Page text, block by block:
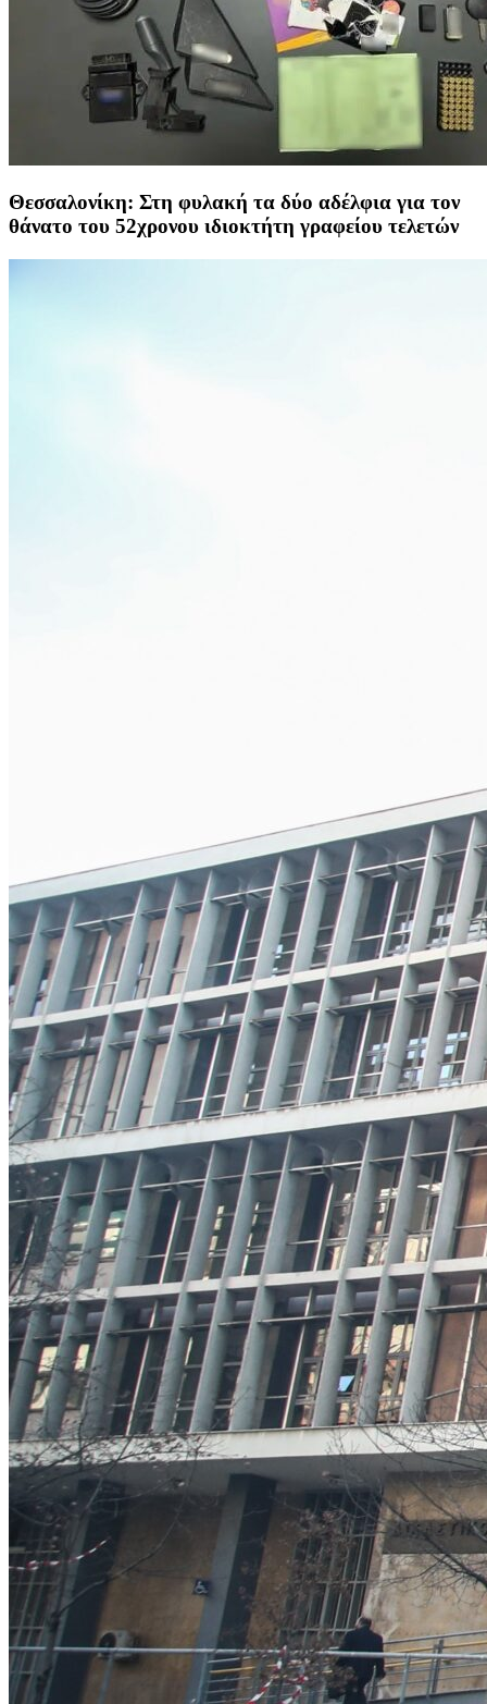
Θεσσαλονίκη: Στη φυλακή τα δύο αδέλφια για τον
θάνατο του 52χρονου ιδιοκτήτη γραφείου τελετών